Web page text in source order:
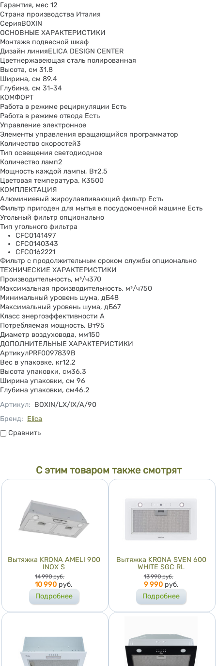
Гарантия, мес 12
Страна производства Италия
СерияBOXIN
ОСНОВНЫЕ ХАРАКТЕРИСТИКИ
Монтажв подвесной шкаф
Дизайн линияELICA DESIGN CENTER
Цветнержавеющая сталь полированная
Высота, см 31.8
Ширина, см 89.4
Глубина, см 31-34
КОМФОРТ
Работа в режиме рециркуляции Есть
Работа в режиме отвода Есть
Управление электронное
Элементы управления вращающийся программатор
Количество скоростей3
Тип освещения светодиодное
Количество ламп2
Мощность каждой лампы, Вт2.5
Цветовая температура, К3500
КОМПЛЕКТАЦИЯ
Алюминиевый жироулавливающий фильтр Есть
Фильтр пригоден для мытья в посудомоечной машине Есть
Угольный фильтр опционально
Тип угольного фильтра
CFC0141497
CFC0140343
CFC0162221
Фильтр с продолжительным сроком службы опционально
ТЕХНИЧЕСКИЕ ХАРАКТЕРИСТИКИ
Производительность, м³/ч370
Максимальная производительность, м³/ч750
Минимальный уровень шума, дБ48
Максимальный уровень шума, дБ67
Класс энергоэффективности А
Потребляемая мощность, Вт95
Диаметр воздуховода, мм150
ДОПОЛНИТЕЛЬНЫЕ ХАРАКТЕРИСТИКИ
АртикулPRF0097839B
Вес в упаковке, кг12.2
Высота упаковки, см36.3
Ширина упаковки, см 96
Глубина упаковки, см46.2
Артикул: BOXIN/LX/IX/A/90
Бренд: Elica
СравнитьСравнить
С этим товаром также смотрят
Вытяжка KRONA AMELI 900
INOX S
Цена
14 990 руб.
10 990 руб.
Подробнее
Вытяжка KRONA SVEN 600
WHITE SGC RL
Цена
13 990 руб.
9 990 руб.
Подробнее